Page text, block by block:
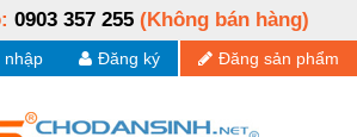
0903 357 255 (Không bán hàng)
Đăng sản phẩm
Đăng ký
nhập